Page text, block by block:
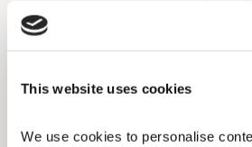
This website uses cookies
We use cookies to personalise
l’histoire et la culture grâce à
sur mesure et d’excursions